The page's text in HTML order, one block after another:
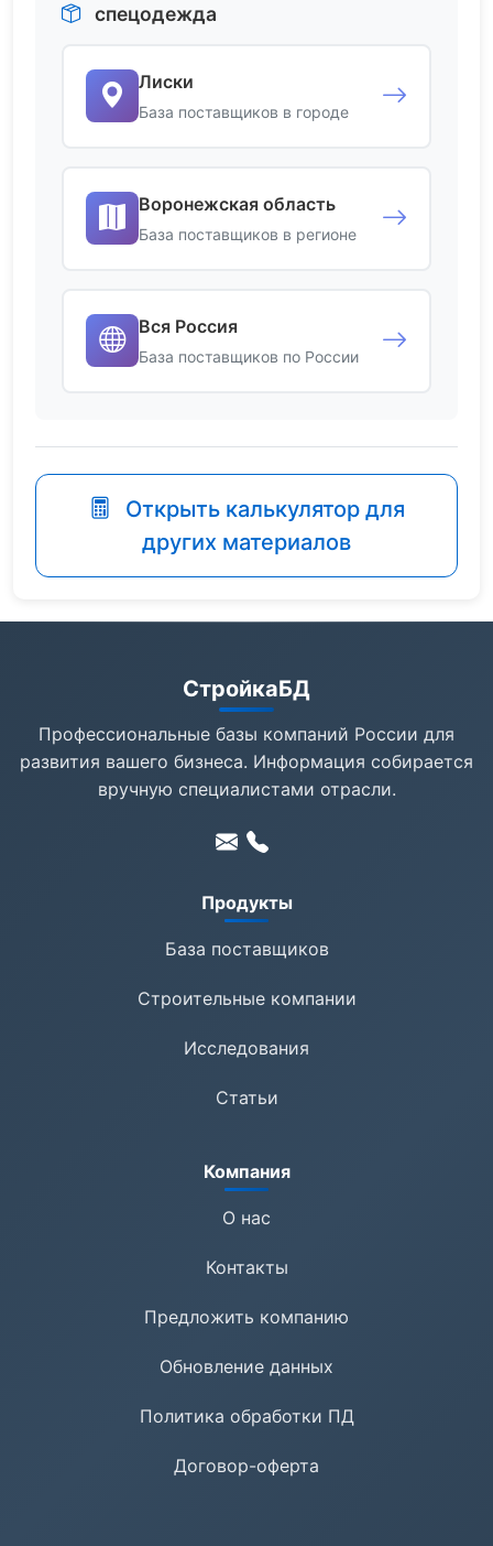
спецодежда
Лиски
База поставщиков в городе
Воронежская область
База поставщиков в регионе
Вся Россия
База поставщиков по России
Открыть калькулятор для
других материалов
СтройкаБД
Профессиональные базы компаний России для
развития вашего бизнеса. Информация собирается
вручную специалистами отрасли.
Продукты
База поставщиков
Строительные компании
Исследования
Статьи
Компания
О нас
Контакты
Предложить компанию
Обновление данных
Политика обработки ПД
Договор-оферта